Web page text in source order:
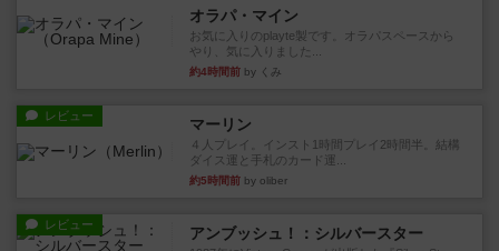
オラパ・マイン
お気に入りのplayte製です。オラパスペースから
やり、気に入りました...
約4時間前 by くみ
レビュー マーリン
４人プレイ。インスト1時間プレイ2時間半。結構
ダイス運と手札のカード運...
約5時間前 by oliber
レビュー アンブッシュ！：シルバースター